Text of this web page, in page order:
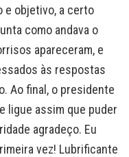
e objetivo, a certo
como andava o
apareceram, e
às respostas
Ao final, o presidente
ligue assim que puder
agradeço. Eu
vez! Lubrificante